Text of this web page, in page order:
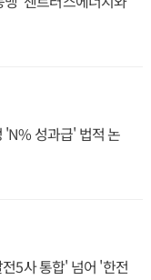
'N% 성과급' 법적 논
5사 통합' 넘어 '한전